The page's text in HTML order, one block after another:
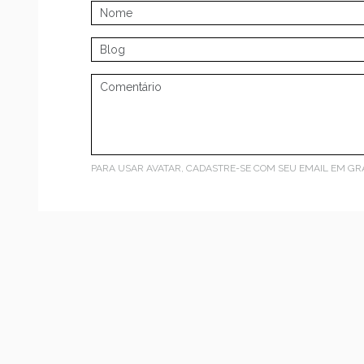
PARA USAR AVATAR, CADASTRE-SE COM SEU EMAIL EM